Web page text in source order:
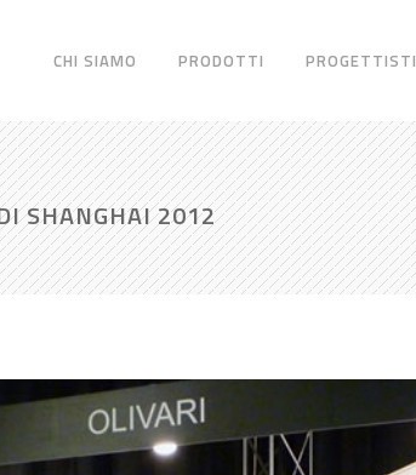
CHI SIAMO PRODOTTI PROGETTISTI
SHANGHAI 2012